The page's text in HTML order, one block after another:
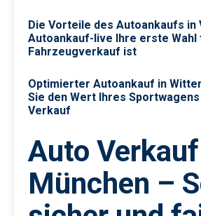
Die Vorteile des Autoankaufs in
Autoankauf-live Ihre erste Wahl
Fahrzeugverkauf ist
Optimierter Autoankauf in
Sie den Wert Ihres
Verkauf
Auto
München –